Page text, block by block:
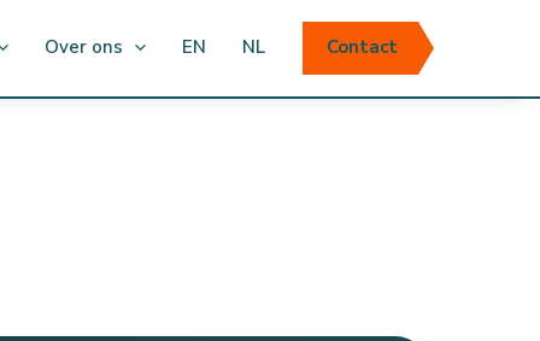
Over ons EN NL Contact